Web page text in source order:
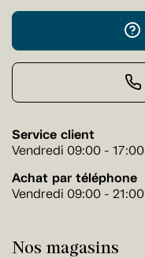
Service client
Vendredi 09:00 - 17:00
Achat par téléphone
Vendredi 09:00 - 21:00
Nos magasins